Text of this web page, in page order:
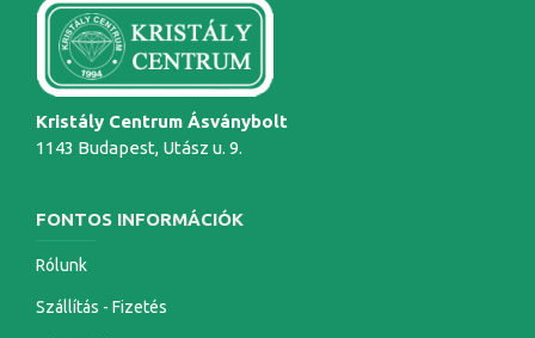
Kristály Centrum Ásványbolt
1143 Budapest, Utász u. 9.
FONTOS INFORMÁCIÓK
Rólunk
Szállítás - Fizetés